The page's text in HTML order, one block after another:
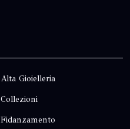
Alta Gioielleria
Collezioni
Fidanzamento